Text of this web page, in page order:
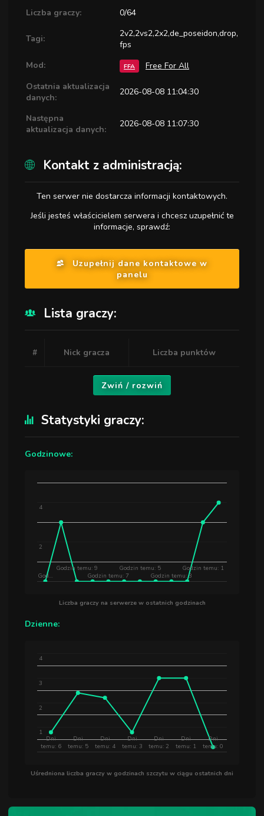
Liczba graczy:
0/64
Tagi:
2v2,2vs2,2x2,de_poseidon,drop,
fps
Mod:
FFA
Free For All
Ostatnia aktualizacja
danych:
2026-08-08 11:04:30
Następna
aktualizacja danych:
2026-08-08 11:07:30
Kontakt z administracją:
Ten serwer nie dostarcza informacji kontaktowych.
Jeśli jesteś właścicielem serwera i chcesz uzupełnić te
informacje, sprawdź:
Uzupełnij dane kontaktowe w
panelu
Lista graczy:
# Nick gracza Liczba punktów
Zwiń / rozwiń
Statystyki graczy:
Godzinowe:
God…
Godzin temu: 9
Godzin temu: 7
Godzin temu: 5
Godzin temu: 3
Godzin temu: 1
2
4
Liczba graczy na serwerze w ostatnich godzinach
Dzienne:
temu: 6
Dni
temu: 5
Dni
temu: 4
Dni
temu: 3
Dni
temu: 2
Dni
temu: 1
Dni
temu: 0
Dni
1
2
3
4
Uśredniona liczba graczy w godzinach szczytu w ciągu ostatnich dni